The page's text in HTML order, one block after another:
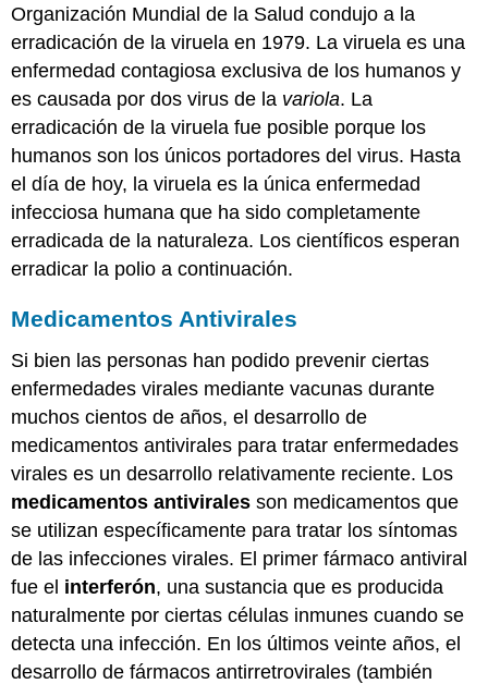
Organización Mundial de la Salud condujo a la
erradicación de la viruela en 1979. La viruela es una
enfermedad contagiosa exclusiva de los humanos y
es causada por dos virus de la variola. La
erradicación de la viruela fue posible porque los
humanos son los únicos portadores del virus. Hasta
el día de hoy, la viruela es la única enfermedad
infecciosa humana que ha sido completamente
erradicada de la naturaleza. Los científicos esperan
erradicar la polio a continuación.
Medicamentos Antivirales
Si bien las personas han podido prevenir ciertas
enfermedades virales mediante vacunas durante
muchos cientos de años, el desarrollo de
medicamentos antivirales para tratar enfermedades
virales es un desarrollo relativamente reciente. Los
medicamentos antivirales son medicamentos que
se utilizan específicamente para tratar los síntomas
de las infecciones virales. El primer fármaco antiviral
fue el interferón, una sustancia que es producida
naturalmente por ciertas células inmunes cuando se
detecta una infección. En los últimos veinte años, el
desarrollo de fármacos antirretrovirales (también